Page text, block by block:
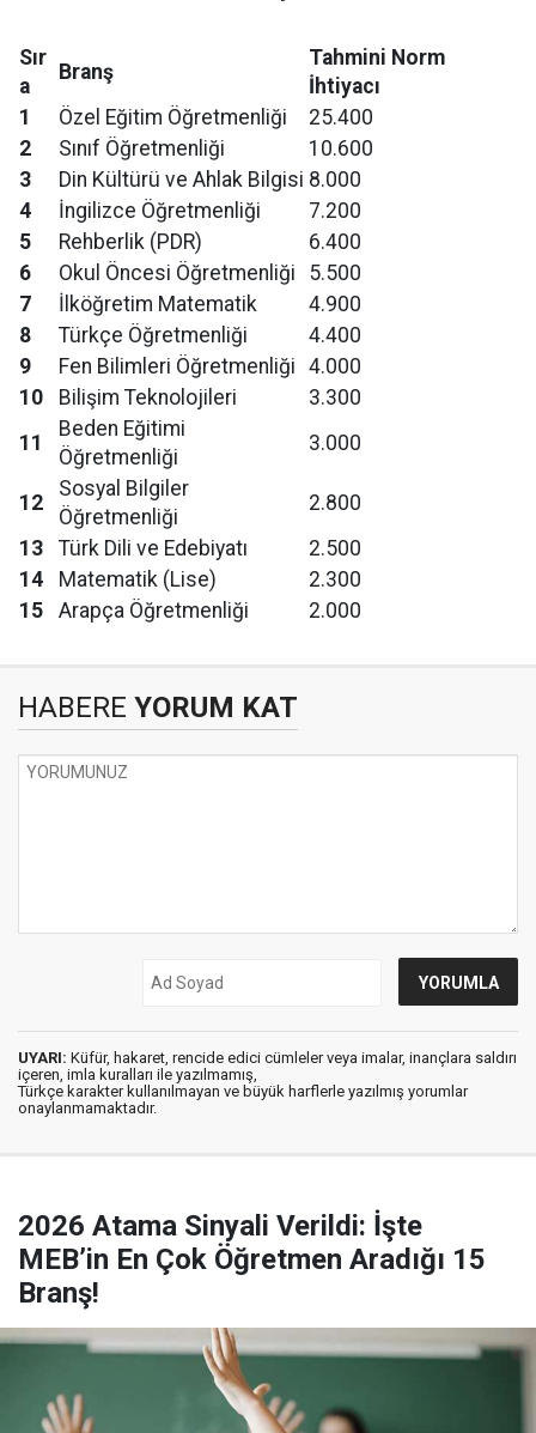
Sır
a
Branş
Tahmini Norm
İhtiyacı
1
Özel Eğitim Öğretmenliği
25.400
2
Sınıf Öğretmenliği
10.600
3
Din Kültürü ve Ahlak Bilgisi 8.000
4
İngilizce Öğretmenliği
7.200
5
Rehberlik (PDR)
6.400
6
Okul Öncesi Öğretmenliği
5.500
7
İlköğretim Matematik
4.900
8
Türkçe Öğretmenliği
4.400
9
Fen Bilimleri Öğretmenliği 4.000
10
Bilişim Teknolojileri
3.300
11
Beden Eğitimi
Öğretmenliği
3.000
12
Sosyal Bilgiler
Öğretmenliği
2.800
13
Türk Dili ve Edebiyatı
2.500
14
Matematik (Lise)
2.300
15
Arapça Öğretmenliği 2.000
HABERE YORUM KAT
UYARI: Küfür, hakaret, rencide edici cümleler veya imalar, inançlara saldırı
içeren, imla kuralları ile yazılmamış,
Türkçe karakter kullanılmayan ve büyük harflerle yazılmış yorumlar
onaylanmamaktadır.
2026 Atama Sinyali Verildi: İşte
MEB’in En Çok Öğretmen Aradığı 15
Branş!